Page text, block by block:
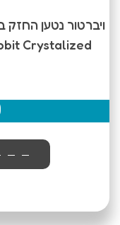
Crystalized